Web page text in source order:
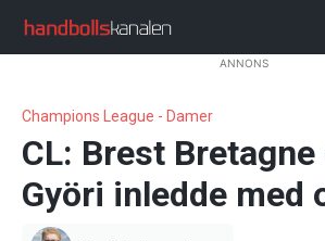
ANNONS
Champions League - Damer
CL: Brest Bretagne
Györi inledde med